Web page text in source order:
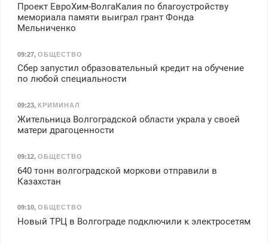
Проект ЕвроХим-ВолгаКалия по благоустройству
мемориала памяти выиграл грант Фонда
Мельниченко
09:27, ОБЩЕСТВО
Сбер запустил образовательный кредит на обучение
по любой специальности
09:23, КРИМИНАЛ
Жительница Волгоградской области украла у своей
матери драгоценности
09:12, ОБЩЕСТВО
640 тонн волгоградской моркови отправили в
Казахстан
09:10, ОБЩЕСТВО
Новый ТРЦ в Волгограде подключили к электросетям